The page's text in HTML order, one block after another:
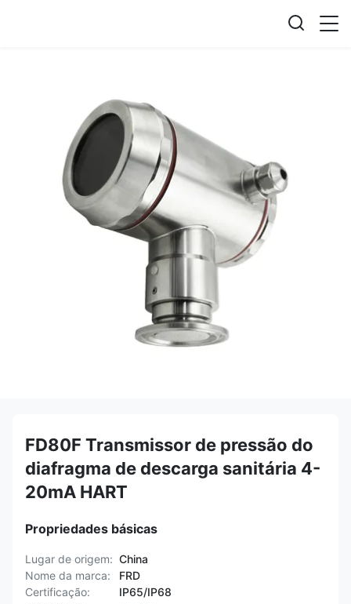
FD80F Transmissor de pressão do
diafragma de descarga sanitária 4-
20mA HART
Propriedades básicas
Lugar de origem: China
Nome da marca:
FRD
Certificação:
IP65/IP68